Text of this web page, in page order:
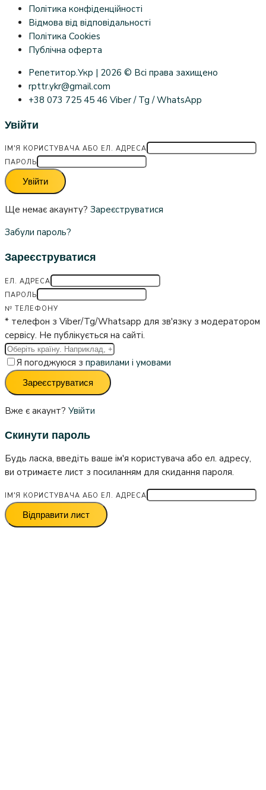
Політика конфіденційності
Відмова від відповідальності
Політика Cookies
Публічна оферта
Репетитор.Укр | 2026 © Всі права захищено
rpttr.ykr@gmail.com
+38 073 725 45 46 Viber / Tg / WhatsApp
Увійти
ІМ'Я КОРИСТУВАЧА АБО ЕЛ. АДРЕСА
ПАРОЛЬ
Увійти
Ще немає акаунту? Зареєструватися
Забули пароль?
Зареєструватися
ЕЛ. АДРЕСА
ПАРОЛЬ
№ ТЕЛЕФОНУ
* телефон з Viber/Tg/Whatsapp для зв'язку з модератором
сервісу. Не публікується на сайті.
Я погоджуюся з правилами і умовами
Зареєструватися
Вже є акаунт? Увійти
Скинути пароль
Будь ласка, введіть ваше ім'я користувача або ел. адресу,
ви отримаєте лист з посиланням для скидання пароля.
ІМ'Я КОРИСТУВАЧА АБО ЕЛ. АДРЕСА
Відправити лист